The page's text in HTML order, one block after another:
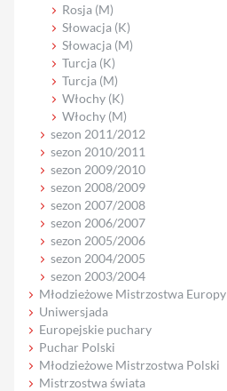
Rosja (M)
Słowacja (K)
Słowacja (M)
Turcja (K)
Turcja (M)
Włochy (K)
Włochy (M)
sezon 2011/2012
sezon 2010/2011
sezon 2009/2010
sezon 2008/2009
sezon 2007/2008
sezon 2006/2007
sezon 2005/2006
sezon 2004/2005
sezon 2003/2004
Młodzieżowe Mistrzostwa Europy
Uniwersjada
Europejskie puchary
Puchar Polski
Młodzieżowe Mistrzostwa Polski
Mistrzostwa świata